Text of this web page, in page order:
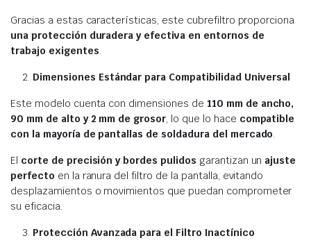
Gracias a estas características, este cubrefiltro proporciona
una protección duradera y efectiva en entornos de
trabajo exigentes.
Dimensiones Estándar para Compatibilidad Universal
Este modelo cuenta con dimensiones de 110 mm de ancho,
90 mm de alto y 2 mm de grosor, lo que lo hace compatible
con la mayoría de pantallas de soldadura del mercado.
El corte de precisión y bordes pulidos garantizan un ajuste
perfecto en la ranura del filtro de la pantalla, evitando
desplazamientos o movimientos que puedan comprometer
su eficacia.
Protección Avanzada para el Filtro Inactínico